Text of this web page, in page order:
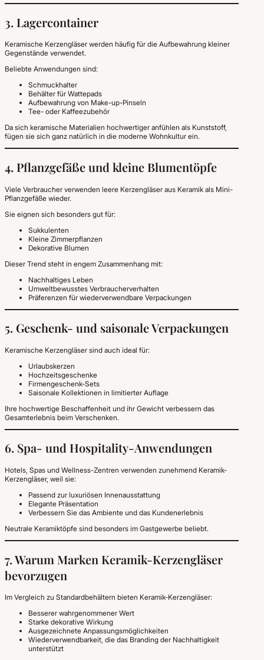
3. Lagercontainer
Keramische Kerzengläser werden häufig für die Aufbewahrung kleiner
Gegenstände verwendet.
Beliebte Anwendungen sind:
Schmuckhalter
Behälter für Wattepads
Aufbewahrung von Make-up-Pinseln
Tee- oder Kaffeezubehör
Da sich keramische Materialien hochwertiger anfühlen als Kunststoff,
fügen sie sich ganz natürlich in die moderne Wohnkultur ein.
4. Pflanzgefäße und kleine Blumentöpfe
Viele Verbraucher verwenden leere Kerzengläser aus Keramik als Mini-
Pflanzgefäße wieder.
Sie eignen sich besonders gut für:
Sukkulenten
Kleine Zimmerpflanzen
Dekorative Blumen
Dieser Trend steht in engem Zusammenhang mit:
Nachhaltiges Leben
Umweltbewusstes Verbraucherverhalten
Präferenzen für wiederverwendbare Verpackungen
5. Geschenk- und saisonale Verpackungen
Keramische Kerzengläser sind auch ideal für:
Urlaubskerzen
Hochzeitsgeschenke
Firmengeschenk-Sets
Saisonale Kollektionen in limitierter Auflage
Ihre hochwertige Beschaffenheit und ihr Gewicht verbessern das
Gesamterlebnis beim Verschenken.
6. Spa- und Hospitality-Anwendungen
Hotels, Spas und Wellness-Zentren verwenden zunehmend Keramik-
Kerzengläser, weil sie:
Passend zur luxuriösen Innenausstattung
Elegante Präsentation
Verbessern Sie das Ambiente und das Kundenerlebnis
Neutrale Keramiktöpfe sind besonders im Gastgewerbe beliebt.
7. Warum Marken Keramik-Kerzengläser
bevorzugen
Im Vergleich zu Standardbehältern bieten Keramik-Kerzengläser:
Besserer wahrgenommener Wert
Starke dekorative Wirkung
Ausgezeichnete Anpassungsmöglichkeiten
Wiederverwendbarkeit, die das Branding der Nachhaltigkeit
unterstützt